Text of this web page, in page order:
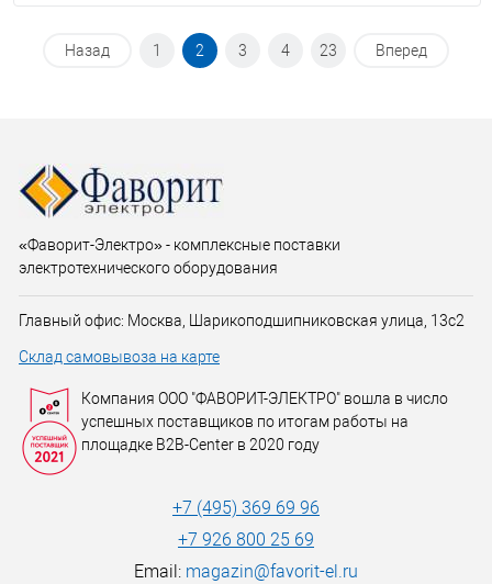
Назад 1 2 3 4 23 Вперед
«Фаворит-Электро» - комплексные поставки
электротехнического оборудования
Главный офис: Москва, Шарикоподшипниковская улица, 13с2
Склад самовывоза на карте
Компания ООО "ФАВОРИТ-ЭЛЕКТРО" вошла в число
успешных поставщиков по итогам работы на
площадке B2B-Center в 2020 году
+7 (495) 369 69 96
+7 926 800 25 69
Email: magazin@favorit-el.ru